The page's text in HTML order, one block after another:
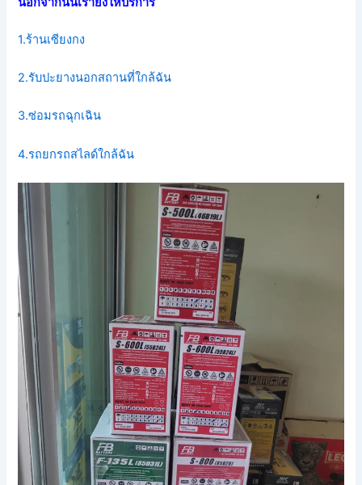
1.ร้านเซียงกง
2.รับปะยางนอกสถานที่ใกล้ฉัน
3.ซ่อมรถฉุกเฉิน
4.รถยกรถสไลด์ใกล้ฉัน